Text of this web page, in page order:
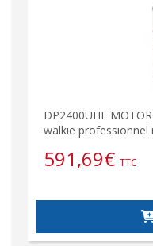
DP2400UHF
walkie professionnel
591,69€ TTC